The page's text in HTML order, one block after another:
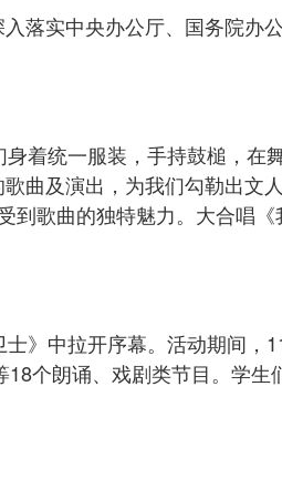
落实中央办公厅、国务院办
着统一服装，手持鼓槌，在
曲及演出，为我们勾勒出文
歌曲的独特魅力。大合唱
》中拉开序幕。活动期间，
个朗诵、戏剧类节目。学生